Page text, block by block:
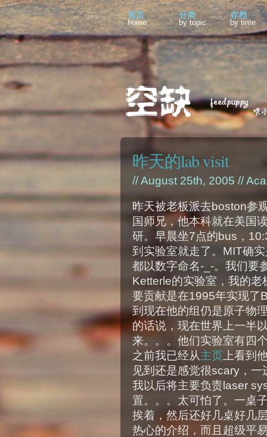
首页
home
分类
by topic
存档
by time
昨天的lab visit
// August 25th, 2005 //
昨天被老板派去boston参
国师兄，他本科就在美国
研。早晨坐7点的bus，
到实验室就走了。MIT确
都以数字命名-_-。我们要
Ketterle的实验室，我的
要贡献是在1995年实现了
到现在他的组仍是原子物
的话说，现在世界上一半
来。。。他们实验室有四
之前我已经从主页 上看到
见到还是感觉很scary，
我以后将主要负责laser
置。。。太可怕了。一桌
挨着，然后还好几桌好几
热心的介绍，而且超级平